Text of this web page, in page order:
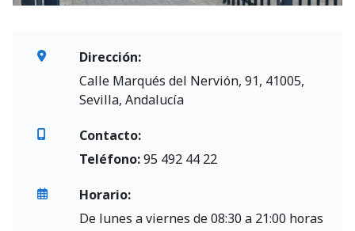
Dirección:
Calle Marqués del Nervión, 91, 41005,
Sevilla, Andalucía
Contacto:
Teléfono:95 492 44 22
Horario:
De lunes a viernes de 08:30 a 21:00 horas